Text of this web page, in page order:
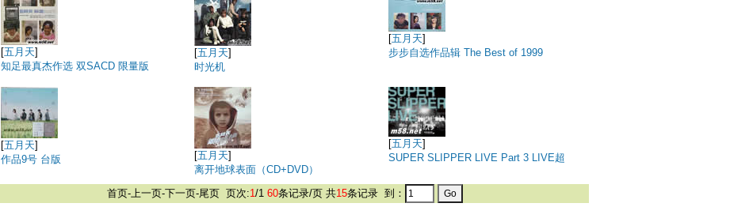
[五月天]
知足最真杰作选 双SACD 限量版
[五月天]
时光机
[五月天]
步步自选作品辑 The Best of 1999
[五月天]
作品9号 台版
[五月天]
离开地球表面（CD+DVD）
[五月天]
SUPER SLIPPER LIVE Part 3 LIVE超
首页-上一页-下一页-尾页 页次:1/1 60条记录/页 共15条记录 到：